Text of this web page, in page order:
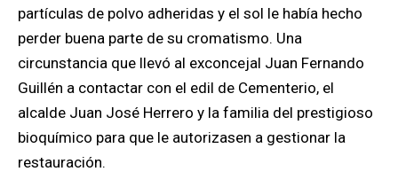
partículas de polvo adheridas y el sol le había hecho
perder buena parte de su cromatismo. Una
circunstancia que llevó al exconcejal Juan Fernando
Guillén a contactar con el edil de Cementerio, el
alcalde Juan José Herrero y la familia del prestigioso
bioquímico para que le autorizasen a gestionar la
restauración.